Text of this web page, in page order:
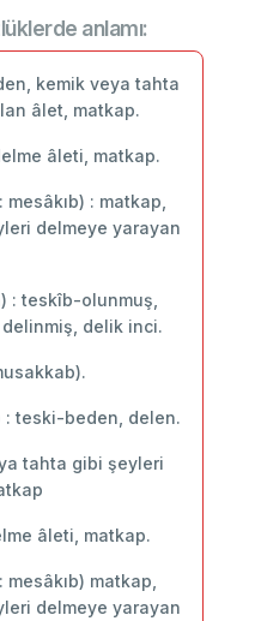
anlamı:
kemik veya tahta
âlet, matkap.
âleti, matkap.
: matkap,
delmeye yarayan
: teskîb-olunmuş,
delik inci.
: teski-beden, delen.
tahta gibi şeyleri
âleti, matkap.
matkap,
delmeye yarayan